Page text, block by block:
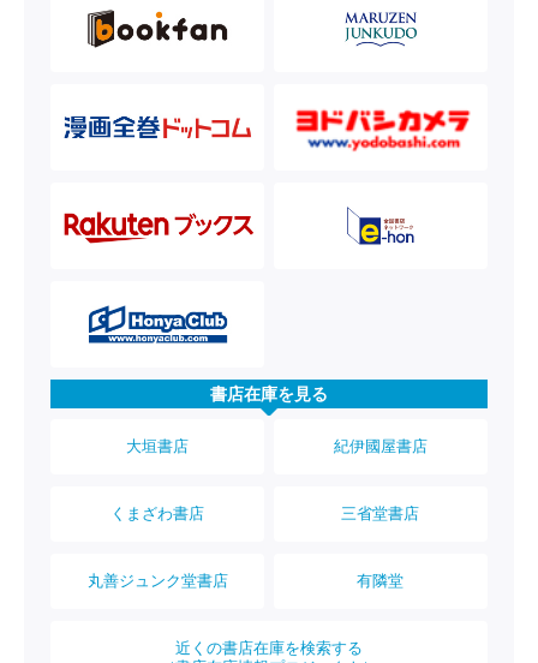
書店在庫を見る
大垣書店 紀伊國屋書店
くまざわ書店 三省堂書店
丸善ジュンク堂書店 有隣堂
近くの書店在庫を検索する